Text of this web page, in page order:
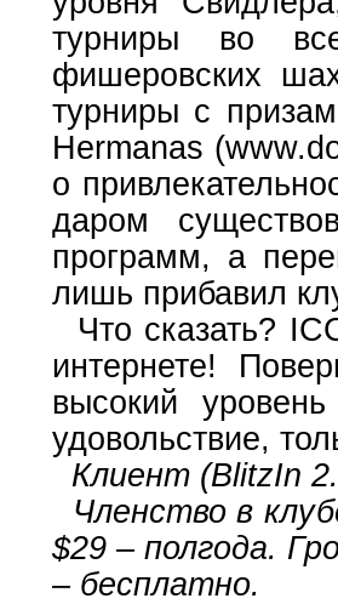
турниры во
фишеровских
турниры с
Hermanas
о
даром
программ, а
лишь прибавил
Что сказать?
интернете!
высокий
удовольствие,
Клиент (BlitzIn
Членство в
$29 – полгода.
– бесплатно.